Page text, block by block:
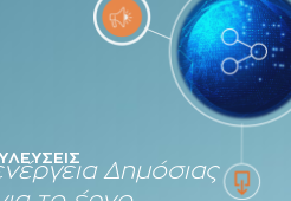
Δημόσιας